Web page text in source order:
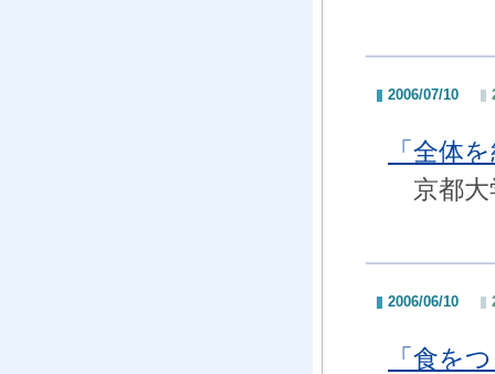
2006/07/10
「全体
京都大
2006/06/10
「食を